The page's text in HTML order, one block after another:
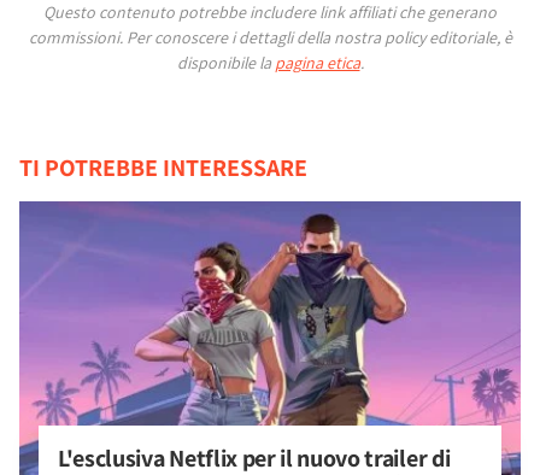
Questo contenuto potrebbe includere link affiliati che generano
commissioni. Per conoscere i dettagli della nostra policy editoriale, è
disponibile la pagina etica.
TI POTREBBE INTERESSARE
L'esclusiva Netflix per il nuovo trailer di